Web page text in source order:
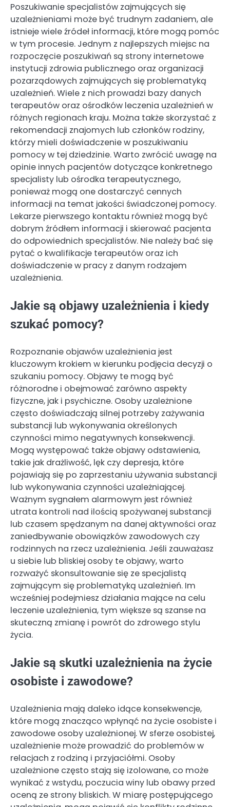
Poszukiwanie specjalistów zajmujących się
uzależnieniami może być trudnym zadaniem, ale
istnieje wiele źródeł informacji, które mogą pomóc
w tym procesie. Jednym z najlepszych miejsc na
rozpoczęcie poszukiwań są strony internetowe
instytucji zdrowia publicznego oraz organizacji
pozarządowych zajmujących się problematyką
uzależnień. Wiele z nich prowadzi bazy danych
terapeutów oraz ośrodków leczenia uzależnień w
różnych regionach kraju. Można także skorzystać z
rekomendacji znajomych lub członków rodziny,
którzy mieli doświadczenie w poszukiwaniu
pomocy w tej dziedzinie. Warto zwrócić uwagę na
opinie innych pacjentów dotyczące konkretnego
specjalisty lub ośrodka terapeutycznego,
ponieważ mogą one dostarczyć cennych
informacji na temat jakości świadczonej pomocy.
Lekarze pierwszego kontaktu również mogą być
dobrym źródłem informacji i skierować pacjenta
do odpowiednich specjalistów. Nie należy bać się
pytać o kwalifikacje terapeutów oraz ich
doświadczenie w pracy z danym rodzajem
uzależnienia.
Jakie są objawy uzależnienia i kiedy
szukać pomocy?
Rozpoznanie objawów uzależnienia jest
kluczowym krokiem w kierunku podjęcia decyzji o
szukaniu pomocy. Objawy te mogą być
różnorodne i obejmować zarówno aspekty
fizyczne, jak i psychiczne. Osoby uzależnione
często doświadczają silnej potrzeby zażywania
substancji lub wykonywania określonych
czynności mimo negatywnych konsekwencji.
Mogą występować także objawy odstawienia,
takie jak drażliwość, lęk czy depresja, które
pojawiają się po zaprzestaniu używania substancji
lub wykonywania czynności uzależniającej.
Ważnym sygnałem alarmowym jest również
utrata kontroli nad ilością spożywanej substancji
lub czasem spędzanym na danej aktywności oraz
zaniedbywanie obowiązków zawodowych czy
rodzinnych na rzecz uzależnienia. Jeśli zauważasz
u siebie lub bliskiej osoby te objawy, warto
rozważyć skonsultowanie się ze specjalistą
zajmującym się problematyką uzależnień. Im
wcześniej podejmiesz działania mające na celu
leczenie uzależnienia, tym większe są szanse na
skuteczną zmianę i powrót do zdrowego stylu
życia.
Jakie są skutki uzależnienia na życie
osobiste i zawodowe?
Uzależnienia mają daleko idące konsekwencje,
które mogą znacząco wpłynąć na życie osobiste i
zawodowe osoby uzależnionej. W sferze osobistej,
uzależnienie może prowadzić do problemów w
relacjach z rodziną i przyjaciółmi. Osoby
uzależnione często stają się izolowane, co może
wynikać z wstydu, poczucia winy lub obawy przed
oceną ze strony bliskich. W miarę postępującego